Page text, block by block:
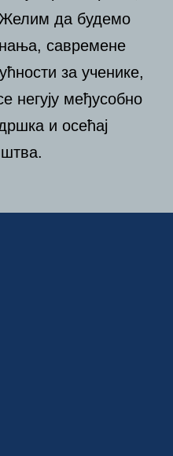
да будемо
савремене
за ученике,
негују међусобно
и осећај